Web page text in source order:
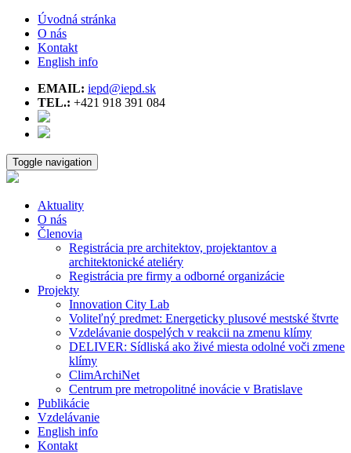
Úvodná stránka
O nás
Kontakt
English info
EMAIL: iepd@iepd.sk
TEL.: +421 918 391 084
Toggle navigation
Aktuality
O nás
Členovia
Registrácia pre architektov, projektantov a
architektonické ateliéry
Registrácia pre firmy a odborné organizácie
Projekty
Innovation City Lab
Voliteľný predmet: Energeticky plusové mestské štvrte
Vzdelávanie dospelých v reakcii na zmenu klímy
DELIVER: Sídliská ako živé miesta odolné voči zmene
klímy
ClimArchiNet
Centrum pre metropolitné inovácie v Bratislave
Publikácie
Vzdelávanie
English info
Kontakt